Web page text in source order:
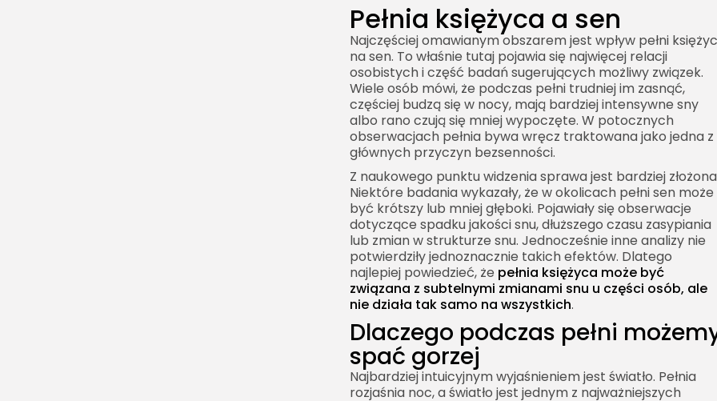
Pełnia księżyca a sen
Najczęściej omawianym obszarem jest wpływ pełni
na sen. To właśnie tutaj pojawia się najwięcej relacji
osobistych i część badań sugerujących możliwy związek.
Wiele osób mówi, że podczas pełni trudniej im zasnąć,
częściej budzą się w nocy, mają bardziej intensywne sny
albo rano czują się mniej wypoczęte. W potocznych
obserwacjach pełnia bywa wręcz traktowana jako jedna z
głównych przyczyn bezsenności.
Z naukowego punktu widzenia sprawa jest bardziej
Niektóre badania wykazały, że w okolicach pełni sen może
być krótszy lub mniej głęboki. Pojawiały się obserwacje
dotyczące spadku jakości snu, dłuższego czasu zasypiania
lub zmian w strukturze snu. Jednocześnie inne analizy nie
potwierdziły jednoznacznie takich efektów. Dlatego
najlepiej powiedzieć, że pełnia księżyca może być
związana z subtelnymi zmianami snu u części osób, ale
nie działa tak samo na wszystkich.
Dlaczego podczas pełni
spać gorzej
Najbardziej intuicyjnym wyjaśnieniem jest światło. Pełnia
rozjaśnia noc, a światło jest jednym z najważniejszych